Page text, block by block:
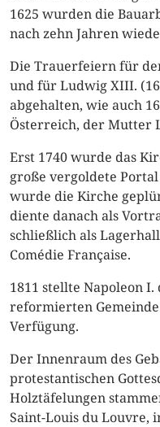
1625 wurden die
nach zehn Jahren
Die Trauerfeiern für
und für Ludwig XIII.
abgehalten, wie auch
Österreich, der Mutter
Erst 1740 wurde das
große vergoldete
wurde die Kirche
diente danach als
schließlich als
Comédie Française.
1811 stellte Napoleon
reformierten
Verfügung.
Der Innenraum des
protestantischen
Holztäfelungen
Saint-Louis du Louvre,